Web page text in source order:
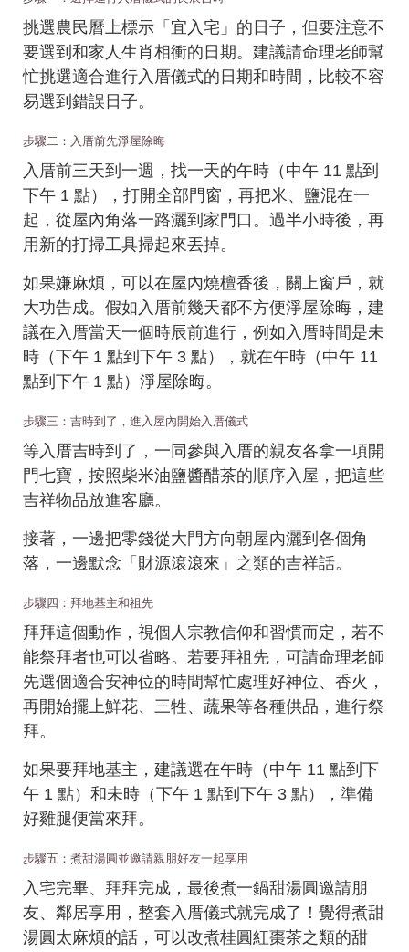
挑選農民曆上標示「宜入宅」的日子，但要注意不
要選到和家人生肖相衝的日期。建議請命理老師幫
忙挑選適合進行入厝儀式的日期和時間，比較不容
易選到錯誤日子。
步驟二：入厝前先淨屋除晦
入厝前三天到一週，找一天的午時（中午 11 點到
下午 1 點），打開全部門窗，再把米、鹽混在一
起，從屋內角落一路灑到家門口。過半小時後，再
用新的打掃工具掃起來丟掉。
如果嫌麻煩，可以在屋內燒檀香後，關上窗戶，就
大功告成。假如入厝前幾天都不方便淨屋除晦，建
議在入厝當天一個時辰前進行，例如入厝時間是未
時（下午 1 點到下午 3 點），就在午時（中午 11
點到下午 1 點）淨屋除晦。
步驟三：吉時到了，進入屋內開始入厝儀式
等入厝吉時到了，一同參與入厝的親友各拿一項開
門七寶，按照柴米油鹽醬醋茶的順序入屋，把這些
吉祥物品放進客廳。
接著，一邊把零錢從大門方向朝屋內灑到各個角
落，一邊默念「財源滾滾來」之類的吉祥話。
步驟四：拜地基主和祖先
拜拜這個動作，視個人宗教信仰和習慣而定，若不
能祭拜者也可以省略。若要拜祖先，可請命理老師
先選個適合安神位的時間幫忙處理好神位、香火，
再開始擺上鮮花、三牲、蔬果等各種供品，進行祭
拜。
如果要拜地基主，建議選在午時（中午 11 點到下
午 1 點）和未時（下午 1 點到下午 3 點），準備
好雞腿便當來拜。
步驟五：煮甜湯圓並邀請親朋好友一起享用
入宅完畢、拜拜完成，最後煮一鍋甜湯圓邀請朋
友、鄰居享用，整套入厝儀式就完成了！覺得煮甜
湯圓太麻煩的話，可以改煮桂圓紅棗茶之類的甜